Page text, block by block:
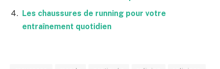
Les chaussures de running pour votre
entraînement quotidien